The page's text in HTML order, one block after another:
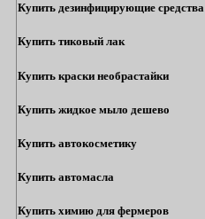
Купить дезинфицирующие средства
Купить тиковый лак
Купить краски необрастайки
Купить жидкое мыло дешево
Купить автокосметику
Купить автомасла
Купить химию для фермеров